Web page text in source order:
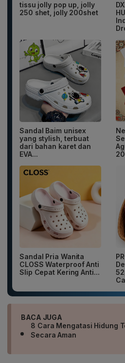
tissu jolly pop up, jolly
250 shet, jolly 200shet
Sandal Baim unisex
yang stylish, terbuat
dari bahan karet dan
EVA...
Sandal Pria Wanita
CLOSS Waterproof Anti
Slip Cepat Kering Anti...
BACA JUGA
8 Cara Mengatasi Hidung
Secara Aman